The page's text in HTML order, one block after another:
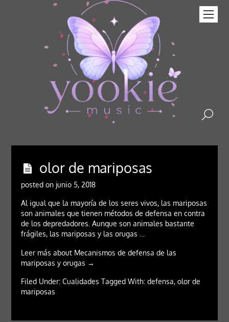
olor de mariposas
posted on junio 5, 2018
Al igual que la mayoría de los seres vivos, las mariposas
son animales que tienen métodos de defensa en contra
de los depredadores. Aunque son animales bastante
frágiles, las mariposas y las orugas …
Leer más about Mecanismos de defensa de las
mariposas y orugas →
Filed Under: Cualidades Tagged With: defensa, olor de
mariposas